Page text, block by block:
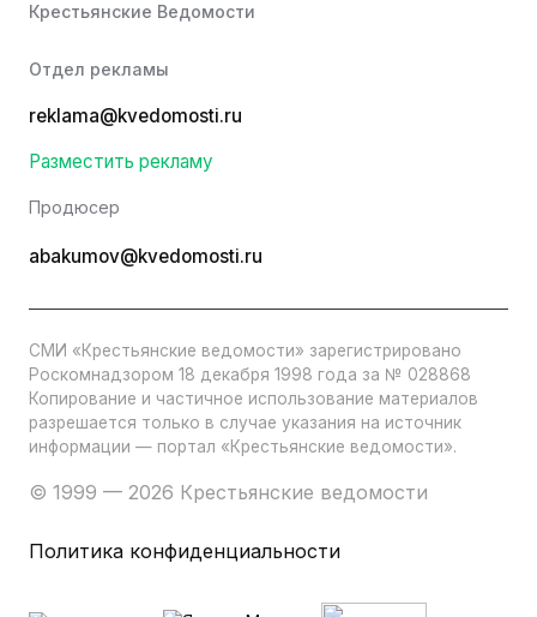
Крестьянские Ведомости
Отдел рекламы
reklama@kvedomosti.ru
Разместить рекламу
Продюсер
abakumov@kvedomosti.ru
СМИ «Крестьянские ведомости» зарегистрировано
Роскомнадзором 18 декабря 1998 года за № 028868
Копирование и частичное использование материалов
разрешается только в случае указания на источник
информации — портал «Крестьянские ведомости».
© 1999 — 2026 Крестьянские ведомости
Политика конфиденциальности